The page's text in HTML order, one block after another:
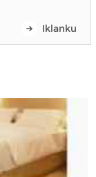
Iklanku